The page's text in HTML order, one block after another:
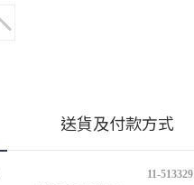
送貨及付款方式
11-513329